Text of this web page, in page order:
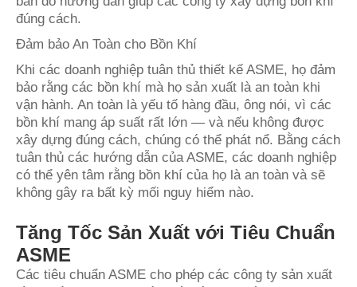
đúng cách.
Đảm bảo An Toàn cho Bồn Khí
Khi các doanh nghiệp tuân thủ thiết kế ASME, họ đảm
bảo rằng các bồn khí mà họ sản xuất là an toàn khi
vận hành. An toàn là yếu tố hàng đầu, ông nói, vì các
bồn khí mang áp suất rất lớn — và nếu không được
xây dựng đúng cách, chúng có thể phát nổ. Bằng cách
tuân thủ các hướng dẫn của ASME, các doanh nghiệp
có thể yên tâm rằng bồn khí của họ là an toàn và sẽ
không gây ra bất kỳ mối nguy hiểm nào.
Tăng Tốc Sản Xuất với Tiêu Chuẩn
ASME
Các tiêu chuẩn ASME cho phép các công ty sản xuất